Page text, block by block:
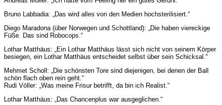
Bruno Labbadia: „Das wird alles von den Medien hochsterilisiert.“
Diego Maradona (über Norwegen und Schottland): „Die haben viereckige
Füße. Das sind Robocops.“
Lothar Matthäus: „Ein Lothar Matthäus lässt sich nicht von seinem Körper
besiegen, ein Lothar Matthäus entscheidet selbst über sein Schicksal.“
Mehmet Scholl: „Die schönsten Tore sind diejenigen, bei denen der Ball
schön flach oben rein geht.“
Rudi Völler: „Was meine Frisur betrifft, da bin ich Realist.“
Lothar Matthäus: „Das Chancenplus war ausgeglichen.“